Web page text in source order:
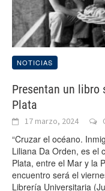
NOTICIAS
Presentan un libro
Plata
17 marzo, 2024
“Cruzar el océano.
Liliana Da Orden, es el
Plata, entre el Mar y la
encuentro será el
Librería Universitaria